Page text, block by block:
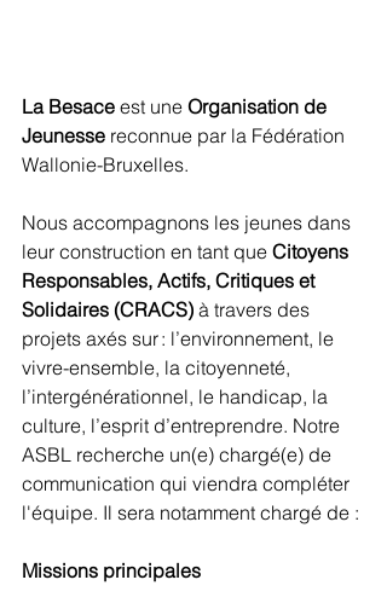
La Besace est une Organisation de
Jeunesse reconnue par la Fédération
Wallonie-Bruxelles.
Nous accompagnons les jeunes dans
leur construction en tant que Citoyens
Responsables, Actifs, Critiques et
Solidaires (CRACS) à travers des
projets axés sur : l’environnement, le
vivre-ensemble, la citoyenneté,
l’intergénérationnel, le handicap, la
culture, l’esprit d’entreprendre. Notre
ASBL recherche un(e) chargé(e) de
communication qui viendra compléter
l'équipe. Il sera notamment chargé de :
Missions principales